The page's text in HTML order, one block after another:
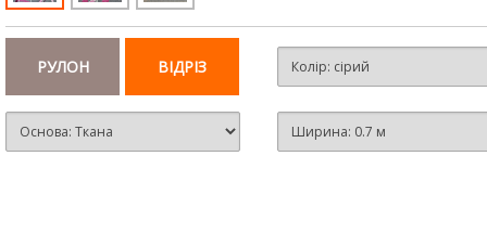
РУЛОН ВІДРІЗ